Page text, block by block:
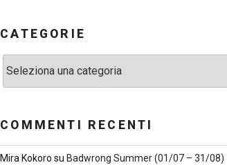
CATEGORIE
COMMENTI RECENTI
Mira Kokoro su Badwrong Summer (01/07 – 31/08)